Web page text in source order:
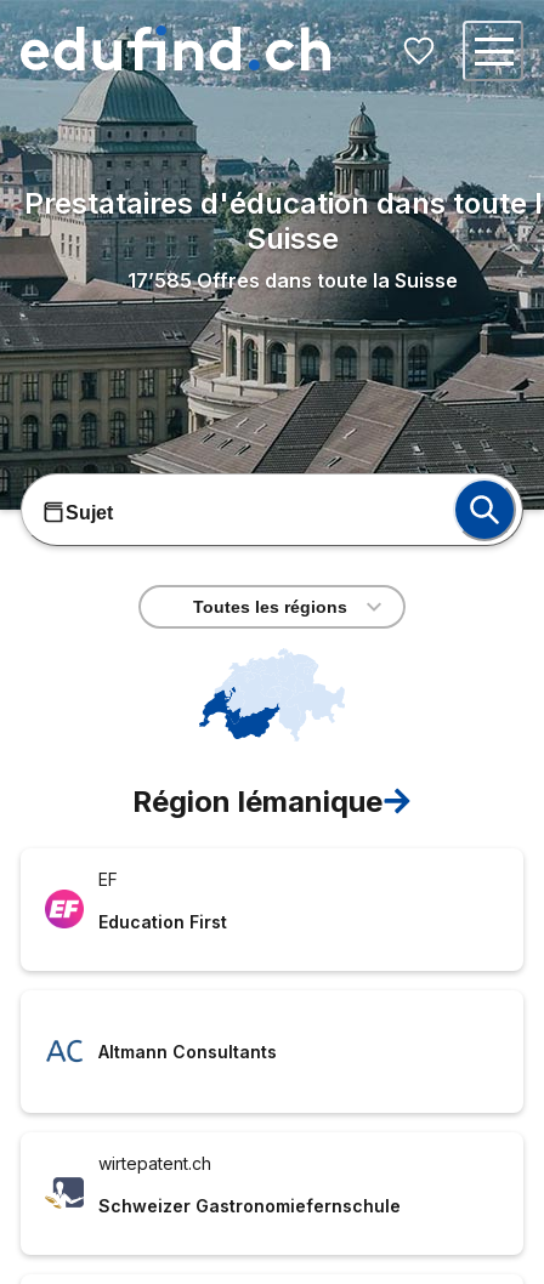
Prestataires d'éducation dans toute
Suisse
17’585 Offres dans toute la Suisse
Sujet
Toutes les régions
Région lémanique
EF
Education First
Altmann Consultants
wirtepatent.ch
Schweizer Gastronomiefernschule